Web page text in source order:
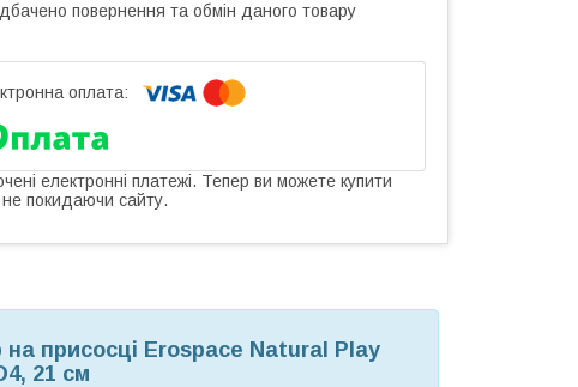
повернення та обмін даного товару
електронні платежі. Тепер ви можете купити
покидаючи сайту.
на присосці Erospace Natural Play
21 см